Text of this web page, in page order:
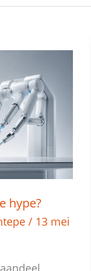
hype?
/ 13 mei